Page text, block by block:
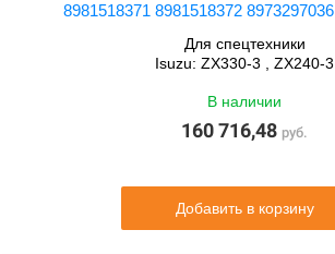
8981518371 8981518372
Для спецтехники
Isuzu: ZX330-3 , ZX240-3
В наличии
160 716,48 руб.
Добавить в корзину